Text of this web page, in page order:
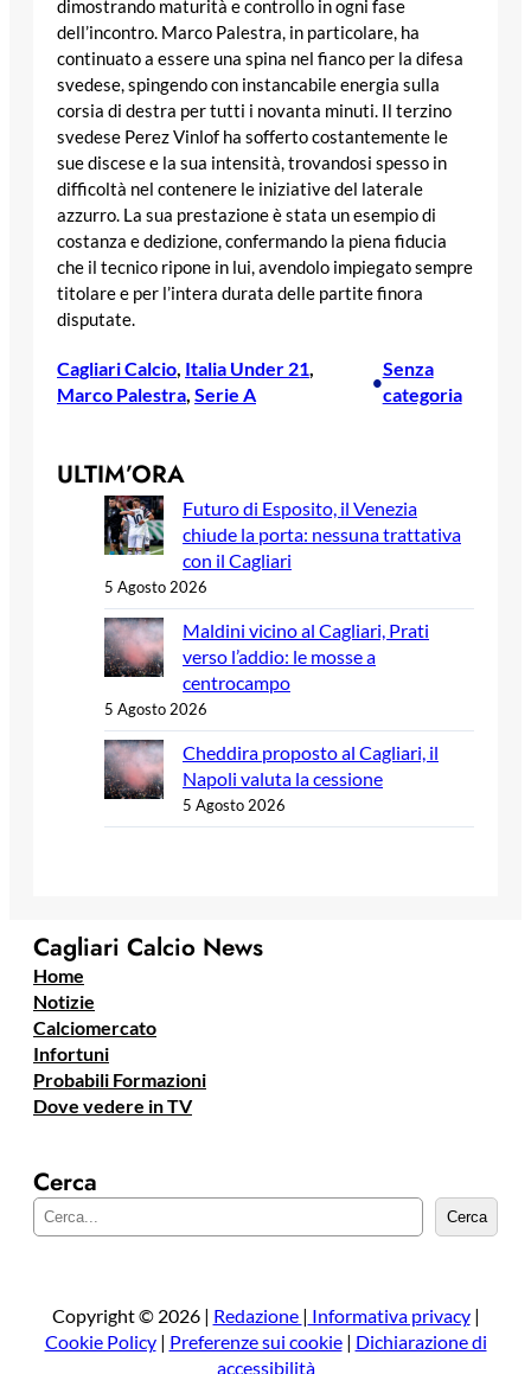
dimostrando maturità e controllo in ogni fase
dell’incontro. Marco Palestra, in particolare, ha
continuato a essere una spina nel fianco per la difesa
svedese, spingendo con instancabile energia sulla
corsia di destra per tutti i novanta minuti. Il terzino
svedese Perez Vinlof ha sofferto costantemente le
sue discese e la sua intensità, trovandosi spesso in
difficoltà nel contenere le iniziative del laterale
azzurro. La sua prestazione è stata un esempio di
costanza e dedizione, confermando la piena fiducia
che il tecnico ripone in lui, avendolo impiegato sempre
titolare e per l’intera durata delle partite finora
disputate.
Cagliari Calcio Italia Under 21
Marco Palestra Serie A
•
Senza
categoria
ULTIM’ORA
Futuro di Esposito, il Venezia
chiude la porta: nessuna trattativa
con il Cagliari
5 Agosto 2026
Maldini vicino al Cagliari, Prati
verso l’addio: le mosse a
centrocampo
5 Agosto 2026
Cheddira proposto al Cagliari, il
Napoli valuta la cessione
5 Agosto 2026
Cagliari Calcio News
Home
Notizie
Calciomercato
Infortuni
Probabili Formazioni
Dove vedere in TV
Cerca
e
a
Cerca
Copyright © 2026 | Redazione | Informativa privacy|
Cookie Policy| Preferenze sui cookie| Dichiarazione di
accessibilità